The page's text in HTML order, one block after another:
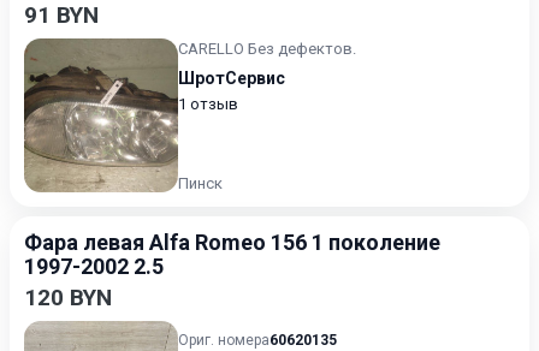
91 BYN
CARELLO Без дефектов.
ШротСервис
1 отзыв
Пинск
Фара левая Alfa Romeo 156 1 поколение
1997-2002 2.5
120 BYN
Ориг. номера60620135